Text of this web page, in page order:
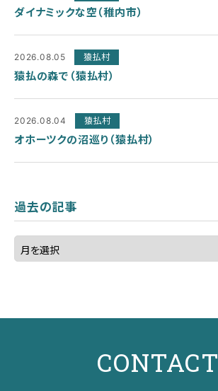
ダイナミックな空（稚内市）
2026.08.05 猿払村
猿払の森で（猿払村）
2026.08.04 猿払村
オホーツクの沼巡り（猿払村）
過去の記事
CONTACT